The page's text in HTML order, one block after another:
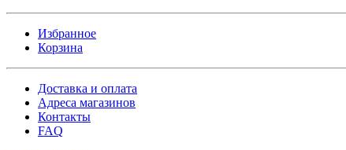
Избранное
Корзина
Доставка и оплата
Адреса магазинов
Контакты
FAQ